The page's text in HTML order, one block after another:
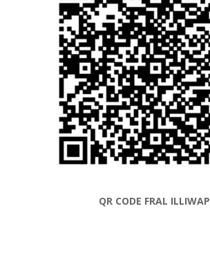
QR CODE FRAL ILLIWAP